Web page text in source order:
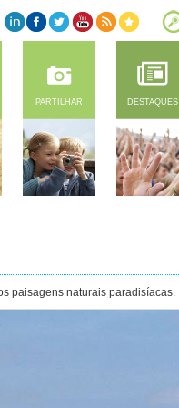
PARTILHAR DESTAQUES
paisagens naturais paradisíacas.